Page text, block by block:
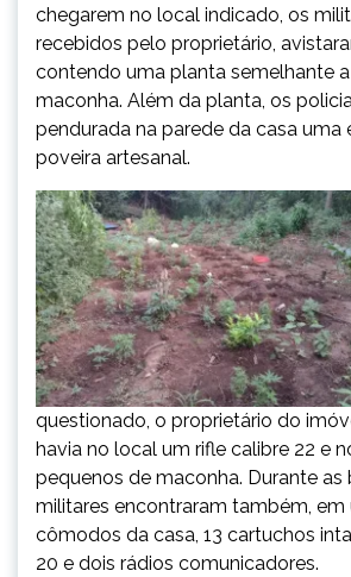
chegarem no local indicado, os
recebidos pelo proprietário,
contendo uma planta semelhante
maconha. Além da planta, os
pendurada na parede da casa uma
poveira artesanal.
questionado, o proprietário do
havia no local um rifle calibre 22 e
pequenos de maconha. Durante as
militares encontraram também, em
cômodos da casa, 13 cartuchos
20 e dois rádios comunicadores.